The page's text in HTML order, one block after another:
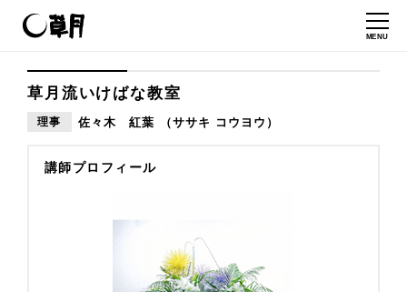
MENU
草月流いけばな教室
理事 佐々木 紅葉 （ササキ コウヨウ）
講師プロフィール